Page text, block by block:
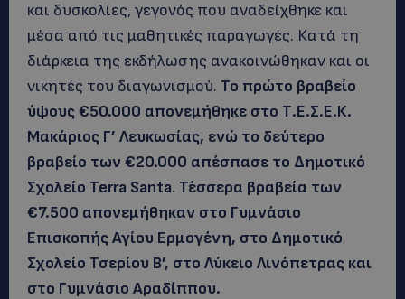
και δυσκολίες, γεγονός που αναδείχθηκε και
μέσα από τις μαθητικές παραγωγές. Κατά τη
διάρκεια της εκδήλωσης ανακοινώθηκαν και οι
νικητές του διαγωνισμού. Το πρώτο βραβείο
ύψους €50.000 απονεμήθηκε στο Τ.Ε.Σ.Ε.Κ.
Μακάριος Γ’ Λευκωσίας, ενώ το δεύτερο
βραβείο των €20.000 απέσπασε το Δημοτικό
Σχολείο Terra Santa. Τέσσερα βραβεία των
€7.500 απονεμήθηκαν στο Γυμνάσιο
Επισκοπής Αγίου Ερμογένη, στο Δημοτικό
Σχολείο Τσερίου Β’, στο Λύκειο Λινόπετρας και
στο Γυμνάσιο Αραδίππου.